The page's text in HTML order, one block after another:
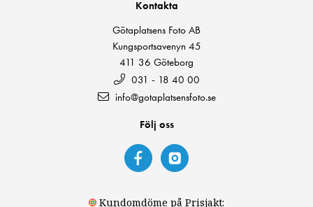
Kontakta
Götaplatsens Foto AB
Kungsportsavenyn 45
411 36 Göteborg
031 - 18 40 00
info@gotaplatsensfoto.se
Följ oss